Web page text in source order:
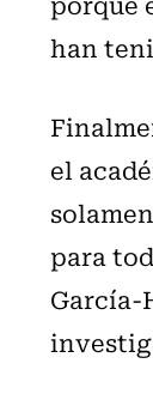
han
el
para
García-